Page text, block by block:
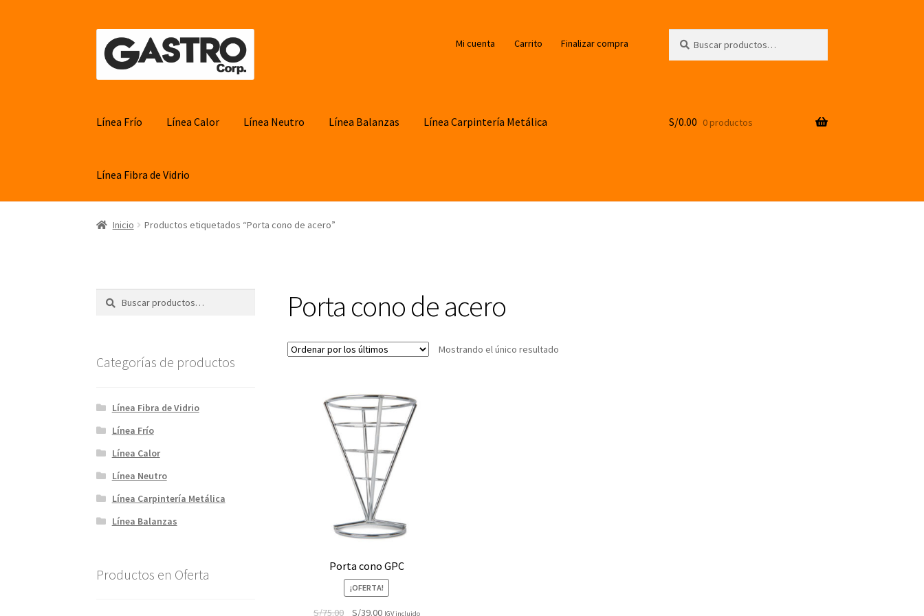
al
contenido
Mi cuenta Carrito Finalizar compra
por:
Línea Frío Línea Calor Línea Neutro Línea Balanzas Línea Carpintería Metálica
Línea Fibra de Vidrio
S/0.00 0 productos
Inicio Productos etiquetados “Porta cono de acero”
Porta cono de acero
Mostrando el único resultado
Porta cono GPC
¡OFERTA!
S/75.00 S/39.00ElIGV incluido
Buscar
por:
Buscar
Categorías de productos
Línea Fibra de Vidrio
Línea Frío
Línea Calor
Línea Neutro
Línea Carpintería Metálica
Línea Balanzas
Productos en Oferta